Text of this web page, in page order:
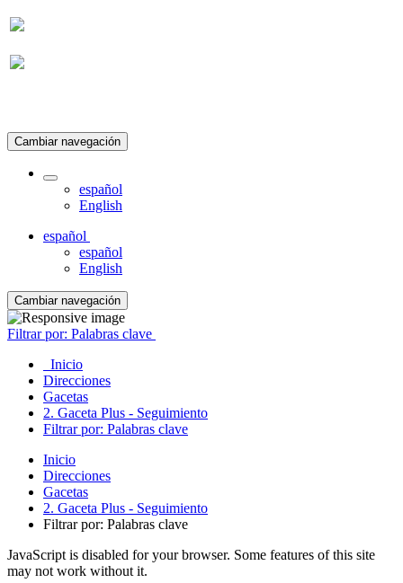
Cambiar navegación
español
English
español
español
English
Cambiar navegación
Filtrar por: Palabras clave
Inicio
Direcciones
Gacetas
2. Gaceta Plus - Seguimiento
Filtrar por: Palabras clave
Inicio
Direcciones
Gacetas
2. Gaceta Plus - Seguimiento
Filtrar por: Palabras clave
JavaScript is disabled for your browser. Some features of this site
may not work without it.